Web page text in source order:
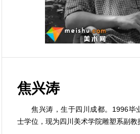
焦兴涛
焦兴涛，生于四川成都。1996毕
士学位，现为四川美术学院雕塑系副教